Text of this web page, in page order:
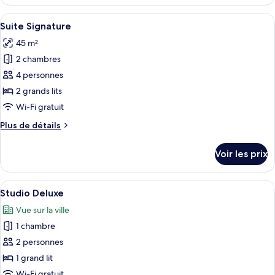
type
de
chambre
Suite
Premium
Afficher
toutes
les
photos
pour
ce
type
chambre :
Une pièce dotée d’une grande
23
Suite Signature
45 m²
2 chambres
4 personnes
2 grands lits
Wi-Fi gratuit
Plus de détails
Plus
le
type
de
Suite
Signature
Voir les prix
Afficher
toutes
les
photos
pour
ce
type
Une chambre d’hôtel moderne
1
Studio Deluxe
Vue sur la ville
1 chambre
2 personnes
1 grand lit